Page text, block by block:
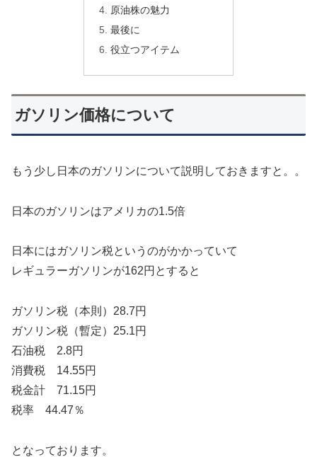
原油株の魅力
最後に
役立つアイテム
ガソリン価格について
もう少し日本のガソリンについて説明しておきますと。。
日本のガソリンはアメリカの1.5倍
日本にはガソリン税というのがかかっていて
レギュラーガソリンが162円とすると
ガソリン税（本則）28.7円
ガソリン税（暫定）25.1円
石油税 2.8円
消費税 14.55円
税金計 71.15円
税率 44.47％
となっております。